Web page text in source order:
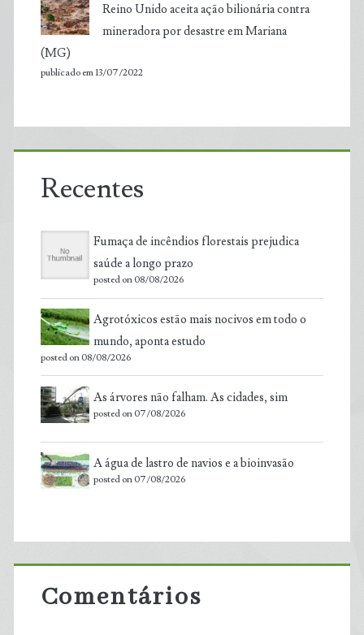
Reino Unido aceita ação bilionária contra
mineradora por desastre em Mariana
(MG)
publicado em 13/07/2022
Recentes
Fumaça de incêndios florestais prejudica
saúde a longo prazo
posted on 08/08/2026
Agrotóxicos estão mais nocivos em todo o
mundo, aponta estudo
posted on 08/08/2026
As árvores não falham. As cidades, sim
posted on 07/08/2026
A água de lastro de navios e a bioinvasão
posted on 07/08/2026
Comentários